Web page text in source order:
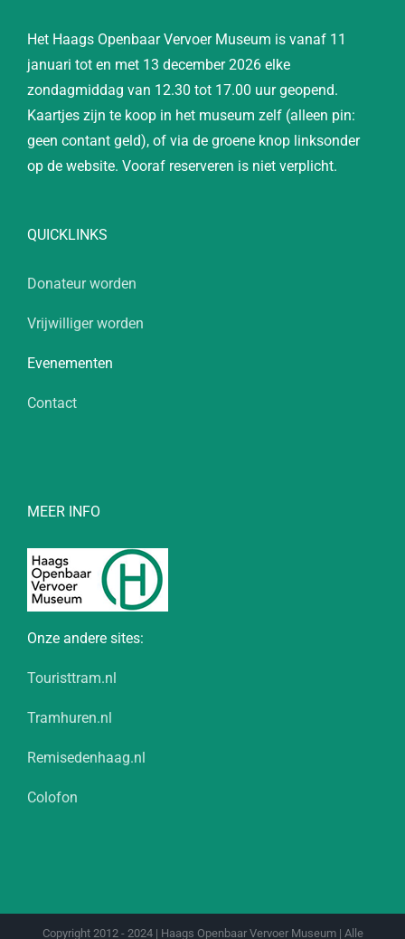
Het Haags Openbaar Vervoer Museum is vanaf 11
januari tot en met 13 december 2026 elke
zondagmiddag van 12.30 tot 17.00 uur geopend.
Kaartjes zijn te koop in het museum zelf (alleen pin:
geen contant geld), of via de groene knop linksonder
op de website. Vooraf reserveren is niet verplicht.
QUICKLINKS
Donateur worden
Vrijwilliger worden
Evenementen
Contact
MEER INFO
Onze andere sites:
Touristtram.nl
Tramhuren.nl
Remisedenhaag.nl
Colofon
Copyright 2012 - 2024 | Haags Openbaar Vervoer Museum | Alle